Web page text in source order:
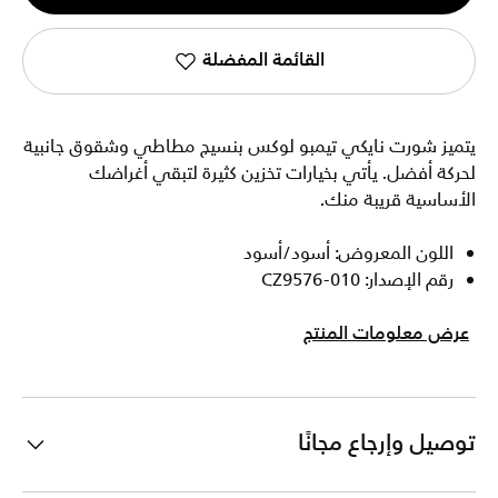
1
القائمة المفضلة
يتميز شورت نايكي تيمبو لوكس بنسيج مطاطي وشقوق جانبية
لحركة أفضل. يأتي بخيارات تخزين كثيرة لتبقي أغراضك
الأساسية قريبة منك.
اللون المعروض: أسود/أسود
رقم الإصدار: CZ9576-010
عرض معلومات المنتج
توصيل وإرجاع مجانًا